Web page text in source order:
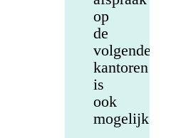
op
de
volgende
kantoren
is
ook
mogelijk.